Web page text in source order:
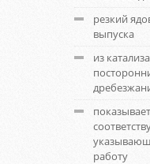
резкий
выпуска
из
работу